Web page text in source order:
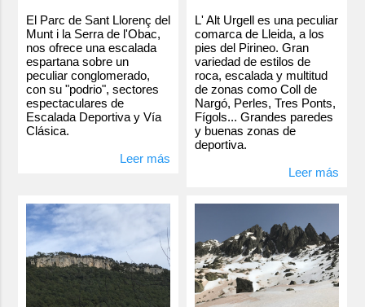
El Parc de Sant Llorenç del
Munt i la Serra de l'Obac,
nos ofrece una escalada
espartana sobre un
peculiar conglomerado,
con su "podrio", sectores
espectaculares de
Escalada Deportiva y Vía
Clásica.
Leer más
L' Alt Urgell es una peculiar
comarca de Lleida, a los
pies del Pirineo. Gran
variedad de estilos de
roca, escalada y multitud
de zonas como Coll de
Nargó, Perles, Tres Ponts,
Fígols... Grandes paredes
y buenas zonas de
deportiva.
Leer más